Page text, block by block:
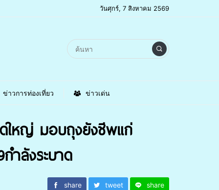
วันศุกร์, 7 สิงหาคม 2569
ข่าวการท่องเที่ยว ข่าวเด่น
ใหญ่ มอบถุงยังชีพแก่
ำลังระบาด
share tweet share